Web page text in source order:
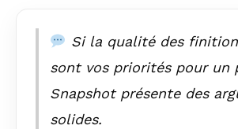
Si la qualité des
sont vos priorités pour un
Snapshot présente des
solides.